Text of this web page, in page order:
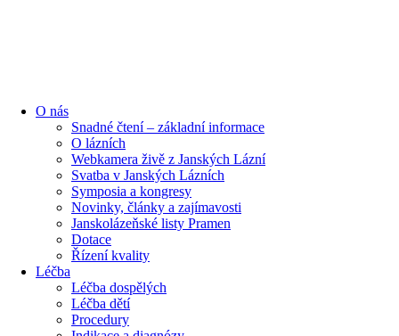
O nás
Snadné čtení – základní informace
O lázních
Webkamera živě z Janských Lázní
Svatba v Janských Lázních
Symposia a kongresy
Novinky, články a zajímavosti
Janskolázeňské listy Pramen
Dotace
Řízení kvality
Léčba
Léčba dospělých
Léčba dětí
Procedury